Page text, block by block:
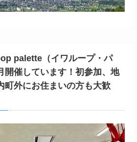
palette（イワループ・パ
開催しています！初参加、地
町外にお住まいの方も大歓